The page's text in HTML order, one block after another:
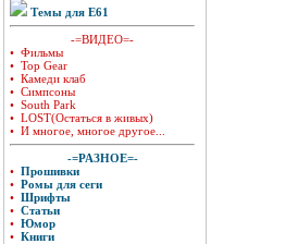
Темы для E61
-=ВИДЕО=-
• Фильмы
• Top Gear
• Камеди клаб
• Симпсоны
• South Park
• LOST(Остаться в живых)
• И многое, многое другое...
-=РАЗНОЕ=-
• Прошивки
• Ромы для сеги
• Шрифты
• Статьи
• Юмор
• Книги